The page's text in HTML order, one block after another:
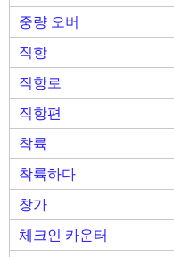
중량 오버
직항
직항로
직항편
착륙
착륙하다
창가
체크인 카운터